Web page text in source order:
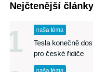
Nejčtenější
1 naša téma
Tesla konečně
pro české řidiče
naša téma